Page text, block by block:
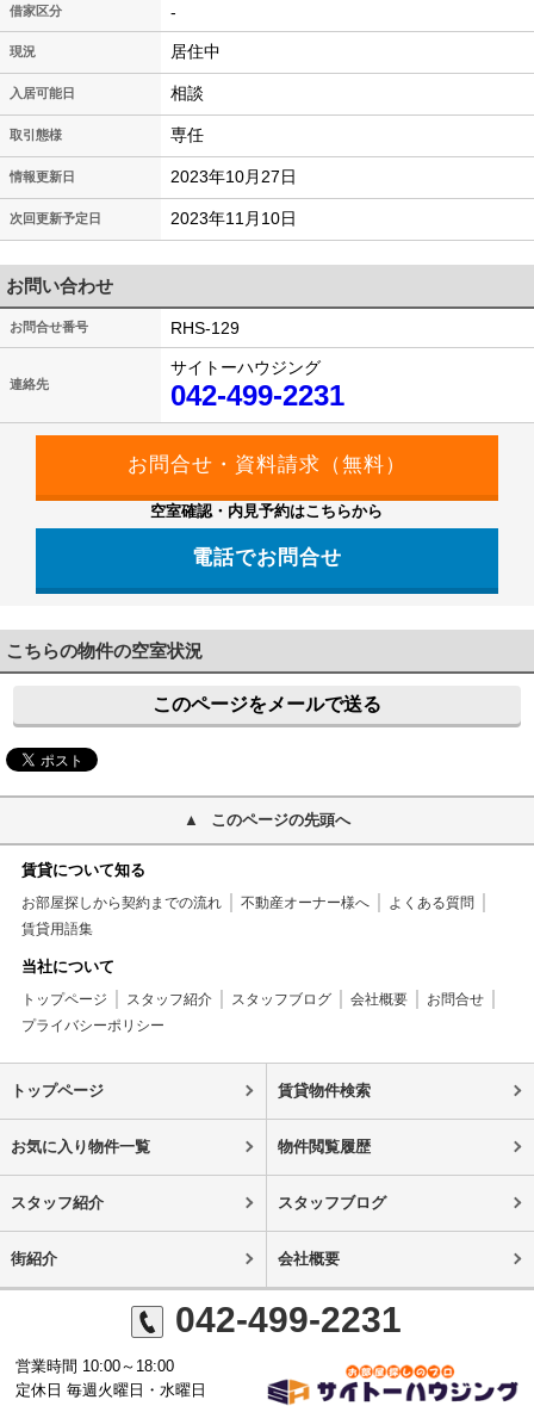
借家区分 -
現況 居住中
入居可能日 相談
取引態様 専任
情報更新日 2023年10月27日
次回更新予定日 2023年11月10日
お問い合わせ
お問合せ番号 RHS-129
連絡先
サイトーハウジング
042-499-2231
空室確認・内見予約はこちらから
電話でお問合せ
こちらの物件の空室状況
このページをメールで送る
このページの先頭へ
賃貸について知る
お部屋探しから契約までの流れ 不動産オーナー様へ
よくある質問
賃貸用語集
当社について
トップページ スタッフ紹介 スタッフブログ 会社概要
お問合せ
プライバシーポリシー
トップページ 賃貸物件検索
お気に入り物件一覧 物件閲覧履歴
スタッフ紹介 スタッフブログ
街紹介 会社概要
042-499-2231
営業時間 10:00～18:00
定休日 毎週火曜日・水曜日